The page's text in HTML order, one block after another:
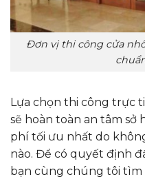
Đơn vị thi công cửa
Lựa chọn thi công trực
sẽ hoàn toàn an tâm sở
phí tối ưu nhất do
nào. Để có quyết định
bạn cùng chúng tôi